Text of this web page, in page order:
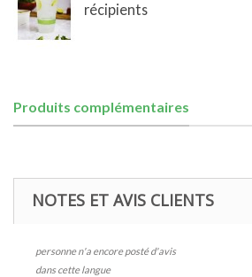
récipients
Produits complémentaires
NOTES ET AVIS CLIENTS
personne n'a encore posté d'avis
dans cette langue